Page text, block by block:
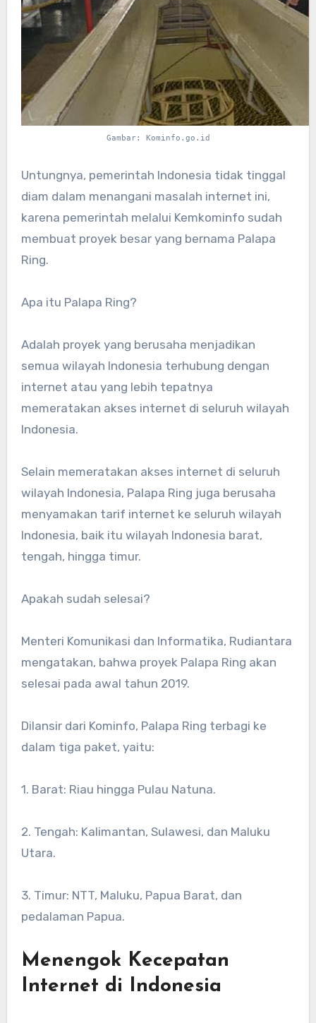
Gambar: Kominfo.go.id
Untungnya, pemerintah Indonesia tidak tinggal
diam dalam menangani masalah internet ini,
karena pemerintah melalui Kemkominfo sudah
membuat proyek besar yang bernama Palapa
Ring.
Apa itu Palapa Ring?
Adalah proyek yang berusaha menjadikan
semua wilayah Indonesia terhubung dengan
internet atau yang lebih tepatnya
memeratakan akses internet di seluruh wilayah
Indonesia.
Selain memeratakan akses internet di seluruh
wilayah Indonesia, Palapa Ring juga berusaha
menyamakan tarif internet ke seluruh wilayah
Indonesia, baik itu wilayah Indonesia barat,
tengah, hingga timur.
Apakah sudah selesai?
Menteri Komunikasi dan Informatika, Rudiantara
mengatakan, bahwa proyek Palapa Ring akan
selesai pada awal tahun 2019.
Dilansir dari Kominfo, Palapa Ring terbagi ke
dalam tiga paket, yaitu:
1. Barat: Riau hingga Pulau Natuna.
2. Tengah: Kalimantan, Sulawesi, dan Maluku
Utara.
3. Timur: NTT, Maluku, Papua Barat, dan
pedalaman Papua.
Menengok Kecepatan
Internet di Indonesia